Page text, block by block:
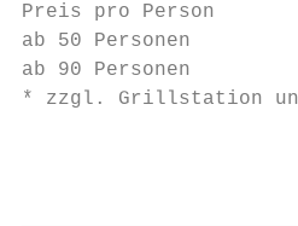
Preis pro
ab 50 Personen
ab 90 Personen
* zzgl. Grillstation